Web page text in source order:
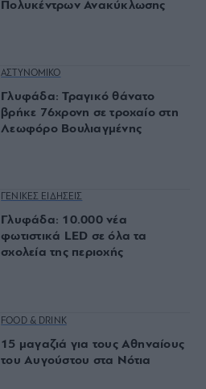
Πολυκέντρων Ανακύκλωσης
ΑΣΤΥΝΟΜΙΚΟ
Γλυφάδα: Τραγικό θάνατο
βρήκε 76χρονη σε τροχαίο στη
Λεωφόρο Βουλιαγμένης
ΓΕΝΙΚΕΣ ΕΙΔΗΣΕΙΣ
Γλυφάδα: 10.000 νέα
φωτιστικά LED σε όλα τα
σχολεία της περιοχής
FOOD & DRINK
15 μαγαζιά για τους Αθηναίους
του Αυγούστου στα Νότια